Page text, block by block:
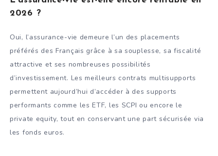
2026 ?
Oui, l’assurance-vie demeure l’un des placements
préférés des Français grâce à sa souplesse, sa fiscalité
attractive et ses nombreuses possibilités
d’investissement. Les meilleurs contrats multisupports
permettent aujourd’hui d’accéder à des supports
performants comme les ETF, les SCPI ou encore le
private equity, tout en conservant une part sécurisée via
les fonds euros.